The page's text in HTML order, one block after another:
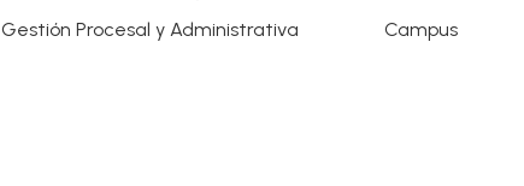
Gestión Procesal y Administrativa
Campus